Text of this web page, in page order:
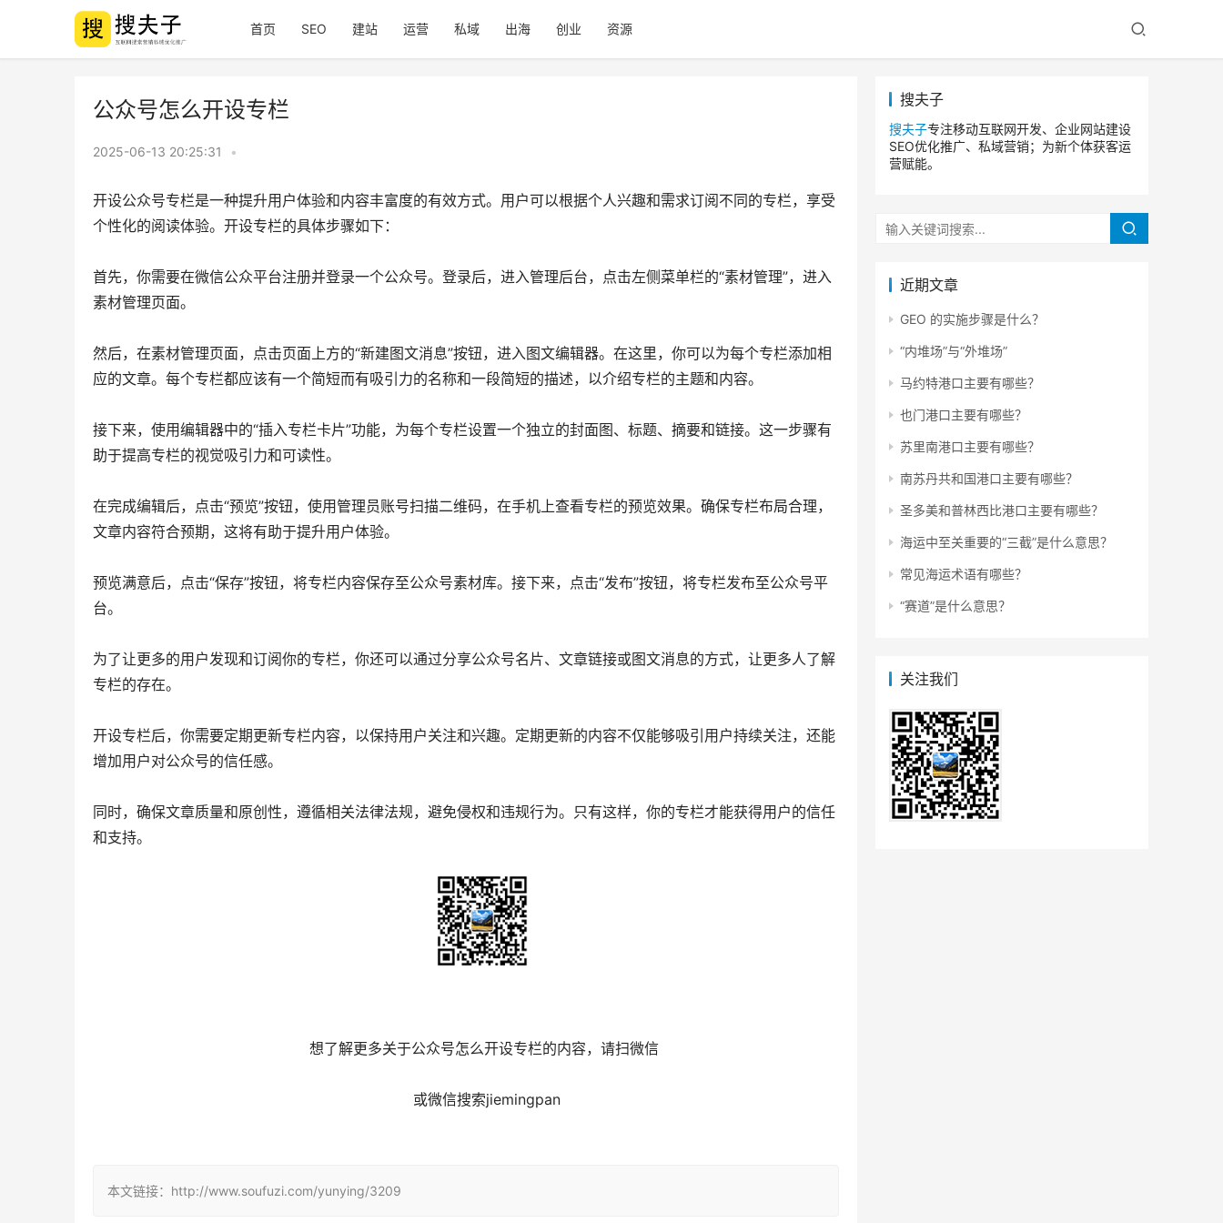
首页 SEO 建站 运营 私域 出海 创业 资源
公众号怎么开设专栏
2025-06-13 20:25:31 •
开设公众号专栏是一种提升用户体验和内容丰富度的有效方式。用户可以根据个人兴趣和需求订阅不同的专栏，享受
个性化的阅读体验。开设专栏的具体步骤如下：
首先，你需要在微信公众平台注册并登录一个公众号。登录后，进入管理后台，点击左侧菜单栏的“素材管理”，进入
素材管理页面。
然后，在素材管理页面，点击页面上方的“新建图文消息”按钮，进入图文编辑器。在这里，你可以为每个专栏添加相
应的文章。每个专栏都应该有一个简短而有吸引力的名称和一段简短的描述，以介绍专栏的主题和内容。
接下来，使用编辑器中的“插入专栏卡片”功能，为每个专栏设置一个独立的封面图、标题、摘要和链接。这一步骤有
助于提高专栏的视觉吸引力和可读性。
在完成编辑后，点击“预览”按钮，使用管理员账号扫描二维码，在手机上查看专栏的预览效果。确保专栏布局合理，
文章内容符合预期，这将有助于提升用户体验。
预览满意后，点击“保存”按钮，将专栏内容保存至公众号素材库。接下来，点击“发布”按钮，将专栏发布至公众号平
台。
为了让更多的用户发现和订阅你的专栏，你还可以通过分享公众号名片、文章链接或图文消息的方式，让更多人了解
专栏的存在。
开设专栏后，你需要定期更新专栏内容，以保持用户关注和兴趣。定期更新的内容不仅能够吸引用户持续关注，还能
增加用户对公众号的信任感。
同时，确保文章质量和原创性，遵循相关法律法规，避免侵权和违规行为。只有这样，你的专栏才能获得用户的信任
和支持。
	想了解更多关于公众号怎么开设专栏的内容，请扫微信
本文链接：http://www.soufuzi.com/yunying/3209
搜夫子
搜夫子专注移动互联网开发、企业网站建设
SEO优化推广、私域营销；为新个体获客运
营赋能。
近期文章
GEO 的实施步骤是什么？
“内堆场”与“外堆场”
马约特港口主要有哪些？
也门港口主要有哪些？
苏里南港口主要有哪些？
南苏丹共和国港口主要有哪些？
圣多美和普林西比港口主要有哪些？
海运中至关重要的“三截”是什么意思？
常见海运术语有哪些？
“‌‌‌‌‌赛道”是什么意思？
关注我们